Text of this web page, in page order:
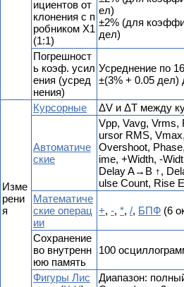
ициентов от
клонения с п
робником Х1
(1:1)
ел)
±2% (для
дел)
Погрешност
ь коэф. усил
ения (усред
нения)
Усреднение по
±(3% + 0.05 дел)
Изме
рени
я
Курсорные ΔV и ΔT между
Автоматиче
ские
Vpp, Vavg, Vrms,
ursor RMS,
Overshoot,
ime, +Width, -
Delay A→B ↑,
ulse Count, Rise
Математиче
ские операц
ии
+, -, *, /, БПФ (6
Сохранение
во внутренн
юю память
100
Фигуры Лис
Диапазон: